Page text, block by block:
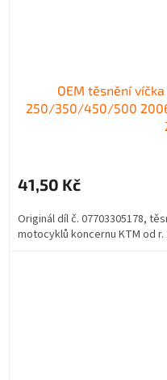
OEM těsnění
250/350/450/500
41,50 Kč
Originál díl č. 07703305178,
motocyklů koncernu KTM od r.